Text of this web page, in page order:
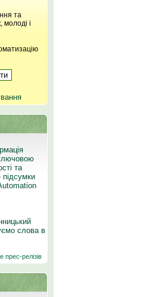
та
молоді і
та
підсумки
слова в
прес-релізів